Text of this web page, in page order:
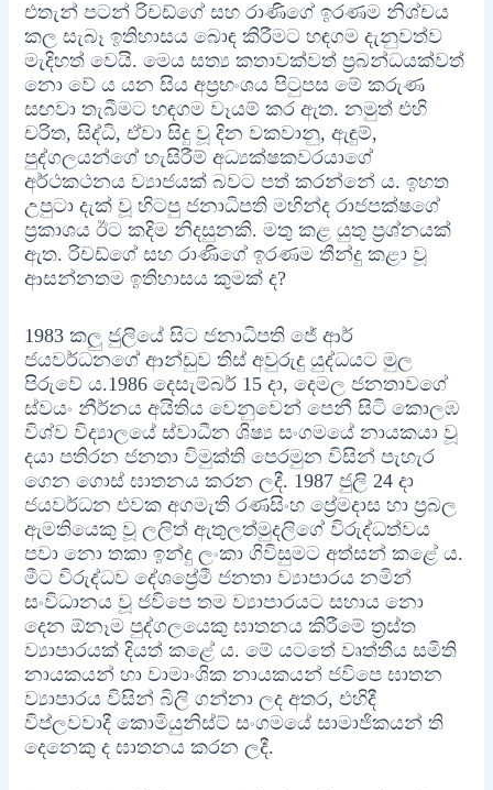
එතැන් පටන් රිචඩ්ගේ සහ රාණිගේ ඉරණම නිශ්චය
කල සැබෑ ඉතිහාසය බොඳ කිරීමට හඳගම දැනුවත්ව
මැදිහත් වෙයි. මෙය සත්‍ය කතාවක්වත් ප්‍රබන්ධයක්වත්
නො වේ ය යන සිය අප්‍රභංශය පිටුපස මේ කරුණ
සඟවා තැබීමට හඳගම වෑයම් කර ඇත. නමුත් එහි
චරිත, සිද්ධි, ඒවා සිදු වූ දින වකවානු, ඇඳුම්,
පුද්ගලයන්ගේ හැසිරීම් අධ්‍යක්ෂකවරයාගේ
අර්ථකථනය ව්‍යාජයක් බවට පත් කරන්නේ ය. ඉහත
උපුටා දැක් වූ හිටපු ජනාධිපති මහින්ද රාජපක්ෂගේ
ප්‍රකාශය ඊට කදිම නිදසුනකි. මතු කළ යුතු ප්‍රශ්නයක්
ඇත. රිචඩ්ගේ සහ රාණිගේ ඉරණම තීන්දු කළා වූ
ආසන්නතම ඉතිහාසය කුමක් ද?
1983 කලු ජුලියේ සිට ජනාධිපති ජේ ආර්
ජයවර්ධනගේ ආන්ඩුව තිස් අවුරුදු යුද්ධයට මුල
පිරුවේ ය.1986 දෙසැම්බර් 15 දා, දෙමල ජනතාවගේ
ස්වයං නීර්නය අයිතිය වෙනුවෙන් පෙනී සිටි කොලඹ
විශ්ව විද්‍යාලයේ ස්වාධීන ශිෂ්‍ය සංගමයේ නායකයා වූ
දයා පතිරන ජනතා විමුක්ති පෙරමුන විසින් පැහැර
ගෙන ගොස් ඝාතනය කරන ලදී. 1987 ජුලි 24 දා
ජයවර්ධන එවක අගමැති රණසිංහ ප්‍රේමදාස හා ප්‍රබල
ඇමතියෙකු වූ ලලිත් ඇතුලත්මුදලිගේ විරුද්ධත්වය
පවා නො තකා ඉන්දු ලංකා ගිවිසුමට අත්සන් කළේ ය.
මීට විරුද්ධව දේශප්‍රේමී ජනතා ව්‍යාපාරය නමින්
සංවිධානය වූ ජවිපෙ තම ව්‍යාපාරයට සහාය නො
දෙන ඕනෑම පුද්ගලයෙකු ඝාතනය කිරීමේ ත්‍රස්ත
ව්‍යාපාරයක් දියත් කළේ ය. මේ යටතේ වෘත්තීය සමිති
නායකයන් හා වාමාංශික නායකයන් ජවිපෙ ඝාතන
ව්‍යාපාරය විසින් බිලි ගන්නා ලද අතර, එහිදී
විප්ලවවාදී කොමියුනිස්ට් සංගමයේ සාමාජිකයන් ති
දෙනෙකු ද ඝාතනය කරන ලදී.